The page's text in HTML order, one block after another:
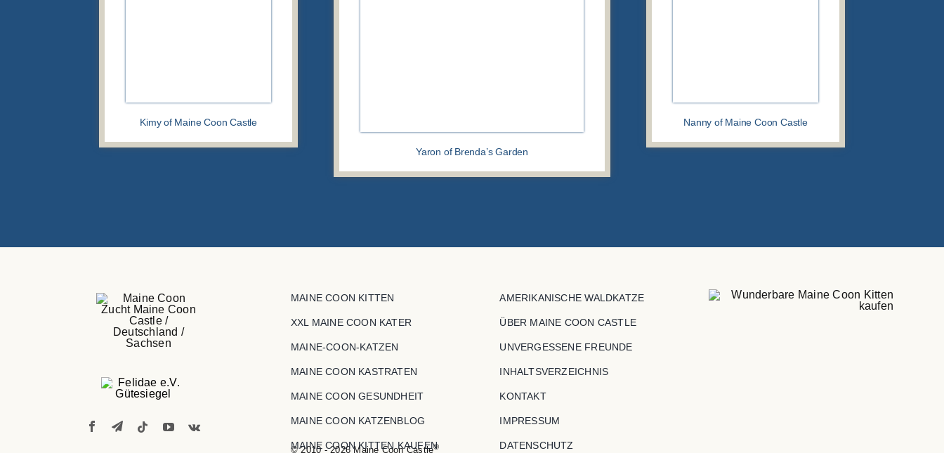
Kimy of Maine Coon Castle
Yaron of Brenda’s Garden
Nanny of Maine Coon Castle
MAINE COON KITTEN
XXL MAINE COON KATER
MAINE-COON-KATZEN
MAINE COON KASTRATEN
MAINE COON GESUNDHEIT
MAINE COON KATZENBLOG
MAINE COON KITTEN KAUFEN
AMERIKANISCHE WALDKATZE
ÜBER MAINE COON CASTLE
UNVERGESSENE FREUNDE
INHALTSVERZEICHNIS
KONTAKT
IMPRESSUM
DATENSCHUTZ
© 2010 - 2026 Maine Coon Castle®